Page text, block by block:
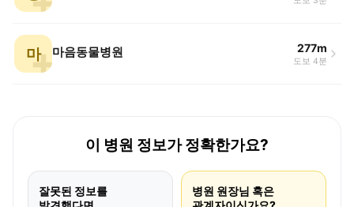
마 마음동물병원 277m
도보 4분
이 병원 정보가 정확한가요?
잘못된 정보를
병원 원장님 혹은